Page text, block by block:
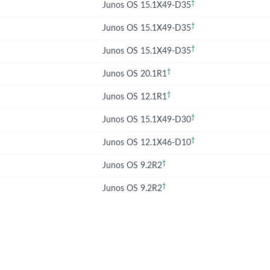
Junos OS 15.1X49-D35†
Junos OS 15.1X49-D35†
Junos OS 15.1X49-D35†
Junos OS 20.1R1†
Junos OS 12.1R1†
Junos OS 15.1X49-D30†
Junos OS 12.1X46-D10†
Junos OS 9.2R2†
Junos OS 9.2R2†